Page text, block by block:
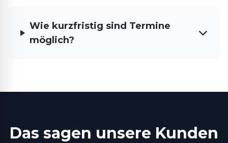
Wie kurzfristig sind Termine
möglich?
Das sagen unsere Kunden